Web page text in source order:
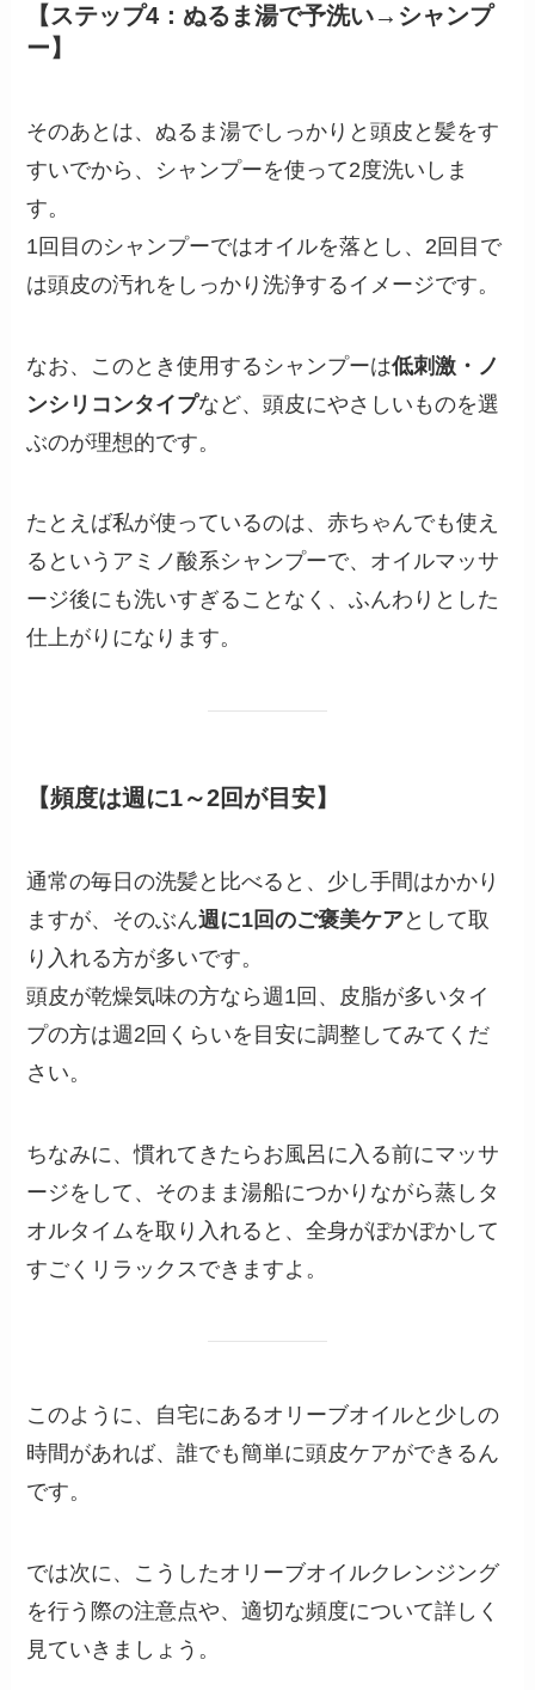
【ステップ4：ぬるま湯で予洗い→シャンプ
ー】
そのあとは、ぬるま湯でしっかりと頭皮と髪をす
すいでから、シャンプーを使って2度洗いしま
す。
1回目のシャンプーではオイルを落とし、2回目で
は頭皮の汚れをしっかり洗浄するイメージです。
なお、このとき使用するシャンプーは低刺激・ノ
ンシリコンタイプなど、頭皮にやさしいものを選
ぶのが理想的です。
たとえば私が使っているのは、赤ちゃんでも使え
るというアミノ酸系シャンプーで、オイルマッサ
ージ後にも洗いすぎることなく、ふんわりとした
仕上がりになります。
【頻度は週に1～2回が目安】
通常の毎日の洗髪と比べると、少し手間はかかり
ますが、そのぶん週に1回のご褒美ケアとして取
り入れる方が多いです。
頭皮が乾燥気味の方なら週1回、皮脂が多いタイ
プの方は週2回くらいを目安に調整してみてくだ
さい。
ちなみに、慣れてきたらお風呂に入る前にマッサ
ージをして、そのまま湯船につかりながら蒸しタ
オルタイムを取り入れると、全身がぽかぽかして
すごくリラックスできますよ。
このように、自宅にあるオリーブオイルと少しの
時間があれば、誰でも簡単に頭皮ケアができるん
です。
では次に、こうしたオリーブオイルクレンジング
を行う際の注意点や、適切な頻度について詳しく
見ていきましょう。